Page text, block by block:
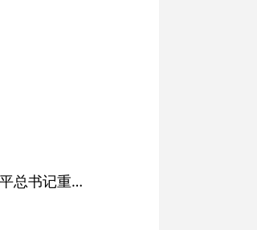
省委常委会会议强调 深入学习贯彻习近平总书记重要讲话精神 以高质量党建引领高质量发展 梁言顺主持并讲话